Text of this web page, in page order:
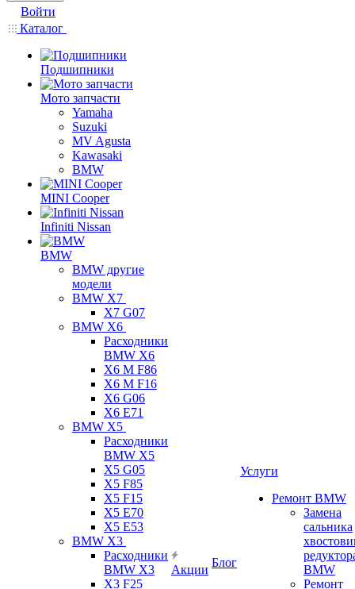
Войти
Каталог
Подшипники
Мото запчасти
Yamaha
Suzuki
MV Agusta
Kawasaki
BMW
MINI Cooper
Infiniti Nissan
BMW
BMW другие
модели
BMW X7
X7 G07
BMW X6
Расходники
BMW X6
X6 M F86
X6 M F16
X6 G06
X6 E71
BMW X5
Расходники
BMW X5
X5 G05
X5 F85
X5 F15
X5 E70
X5 E53
BMW X3
Расходники
BMW X3
X3 F25
Акции
Блог
Услуги
Ремонт BMW
Замена
сальника
BMW
Ремонт